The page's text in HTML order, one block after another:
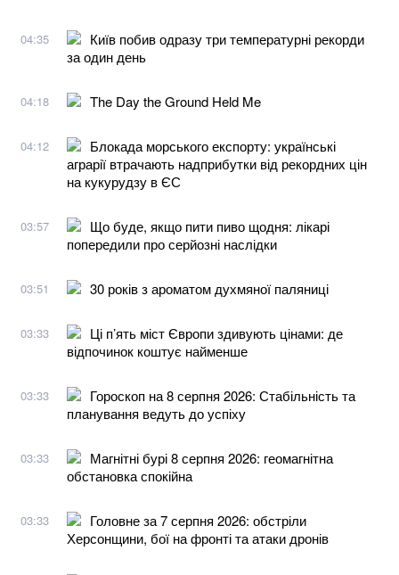
04:35
Київ побив одразу три температурні рекорди
за один день
04:18 The Day the Ground Held Me
04:12
Блокада морського експорту: українські
аграрії втрачають надприбутки від рекордних цін
на кукурудзу в ЄС
03:57
Що буде, якщо пити пиво щодня: лікарі
попередили про серйозні наслідки
03:51 30 років з ароматом духмяної паляниці
03:33
Ці п’ять міст Європи здивують цінами: де
відпочинок коштує найменше
03:33
Гороскоп на 8 серпня 2026: Стабільність та
планування ведуть до успіху
03:33
Магнітні бурі 8 серпня 2026: геомагнітна
обстановка спокійна
03:33
Головне за 7 серпня 2026: обстріли
Херсонщини, бої на фронті та атаки дронів